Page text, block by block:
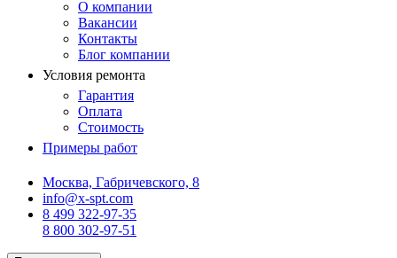
О компании
Вакансии
Контакты
Блог компании
Условия ремонта
Гарантия
Оплата
Стоимость
Примеры работ
Москва, Габричевского, 8
info@x-spt.com
8 499 322-97-35
8 800 302-97-51